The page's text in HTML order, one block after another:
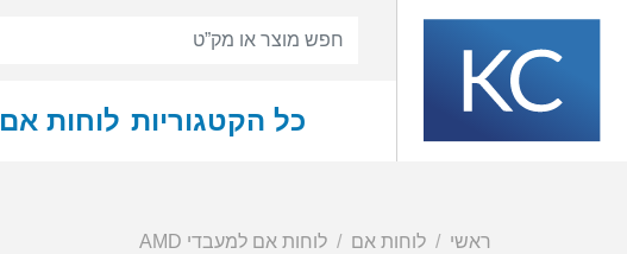
כל הקטגוריות לוחות אם
ראשי לוחות אם לוחות אם למעבדי AMD